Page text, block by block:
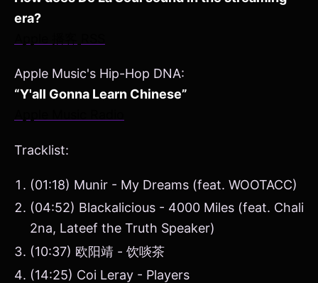
era?
Apple Music's Hip-Hop DNA:
“Y'all Gonna Learn Chinese”
Tracklist:
(01:18) Munir - My Dreams (feat. WOOTACC)
(04:52) Blackalicious - 4000 Miles (feat. Chali
2na, Lateef the Truth Speaker)
(10:37) 欧阳靖 - 饮啖茶
(14:25) Coi Leray - Players